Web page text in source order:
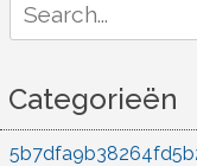
for:
Categorieën